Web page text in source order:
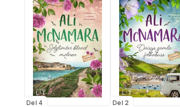
Del 4 Del 2